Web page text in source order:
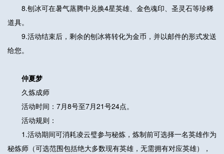
8.刨冰可在暑气蒸腾中兑换4星英雄、金色魂印、圣灵石等珍稀
道具。
9.活动结束后，剩余的刨冰将转化为金币，并以邮件的形式发送
给您。
仲夏梦
久炼成师
活动时间：7月8号至7月21号24点。
活动规则：
1.活动期间可消耗凌云璧参与秘炼，炼制前可选择一名英雄作为
秘炼师（可选范围包括绝大多数现有英雄，无需拥有对应英雄），